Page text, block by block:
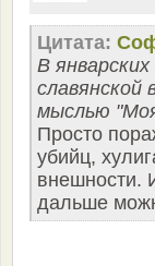
Цитата:
В
славянской
мыслью
Просто
убийц,
внешности.
дальше